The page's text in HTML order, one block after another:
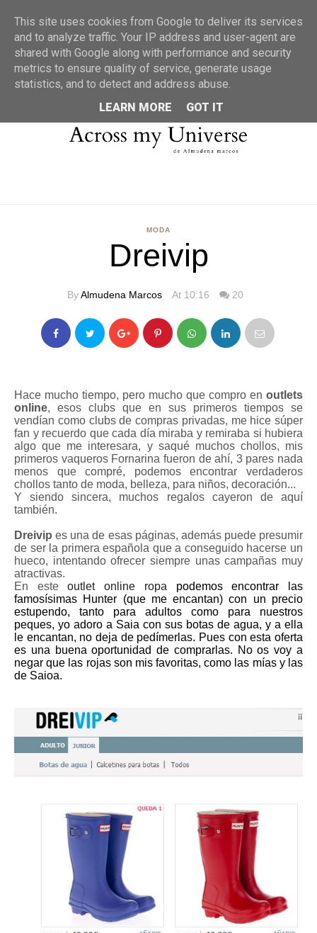
MENU
MODA
Dreivip
ByAlmudena Marcos At 10:16 20
Hace mucho tiempo, pero mucho que compro en outlets
online, esos clubs que en sus primeros tiempos se
vendían como clubs de compras privadas, me hice súper
fan y recuerdo que cada día miraba y remiraba si hubiera
algo que me interesara, y saqué muchos chollos, mis
primeros vaqueros Fornarina fueron de ahí, 3 pares nada
menos que compré, podemos encontrar verdaderos
chollos tanto de moda, belleza, para niños, decoración...
Y siendo sincera, muchos regalos cayeron de aquí
también.
Dreivip es una de esas páginas, además puede presumir
de ser la primera española que a conseguido hacerse un
hueco, intentando ofrecer siempre unas campañas muy
atractivas.
En esteoutlet online ropa podemos encontrar las
famosísimas Hunter (que me encantan) con un precio
estupendo, tanto para adultos como para nuestros
peques, yo adoro a Saia con sus botas de agua, y a ella
le encantan, no deja de pedímerlas. Pues con esta oferta
es una buena oportunidad de comprarlas. No os voy a
negar que las rojas son mis favoritas, como las mías y las
de Saioa.
This site uses cookies from Google to deliver its services
and to analyze traffic. Your IP address and user-agent are
shared with Google along with performance and security
metrics to ensure quality of service, generate usage
statistics, and to detect and address abuse.
LEARN MORE
GOT IT